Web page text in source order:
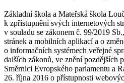
Základní škola a Mateřská škola
k zpřístupnění svých internetových
v souladu se zákonem č. 99/2019
stránek a mobilních aplikací a o
o informačních systémech veřejné
dalších zákonů, ve znění pozdějších
Směrnici Evropského parlamentu a
26. října 2016 o přístupnosti